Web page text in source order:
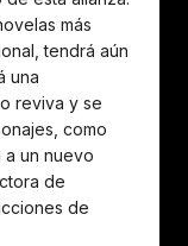
más
tendrá aún
una
reviva y se
como
un nuevo
de
de